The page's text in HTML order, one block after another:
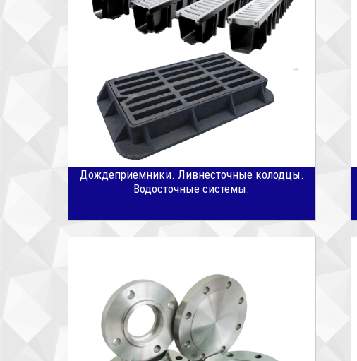
Дождеприемники. Ливнесточные колодцы.
Водосточные системы.